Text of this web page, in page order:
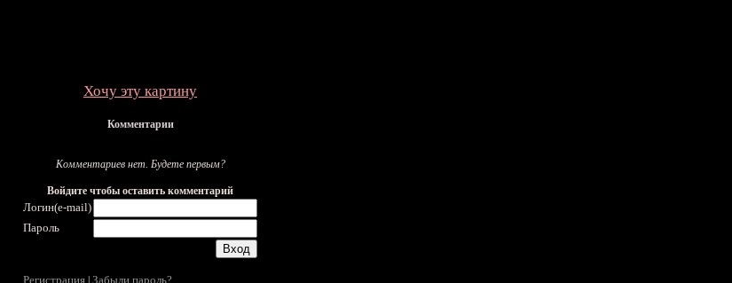
Хочу эту картину
Комментарии
Комментариев нет. Будете первым?
Войдите чтобы оставить комментарий
Логин(e-mail)
Пароль
Регистрация Забыли пароль?